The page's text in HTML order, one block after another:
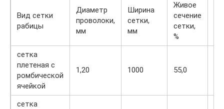
Вид сетки
рабицы
Диаметр
проволоки,
мм
Ширина
сетки,
мм
Живое
сечение
сетки,
%
сетка
плетеная с
ромбической
ячейкой
1,20 1000 55,0
сетка